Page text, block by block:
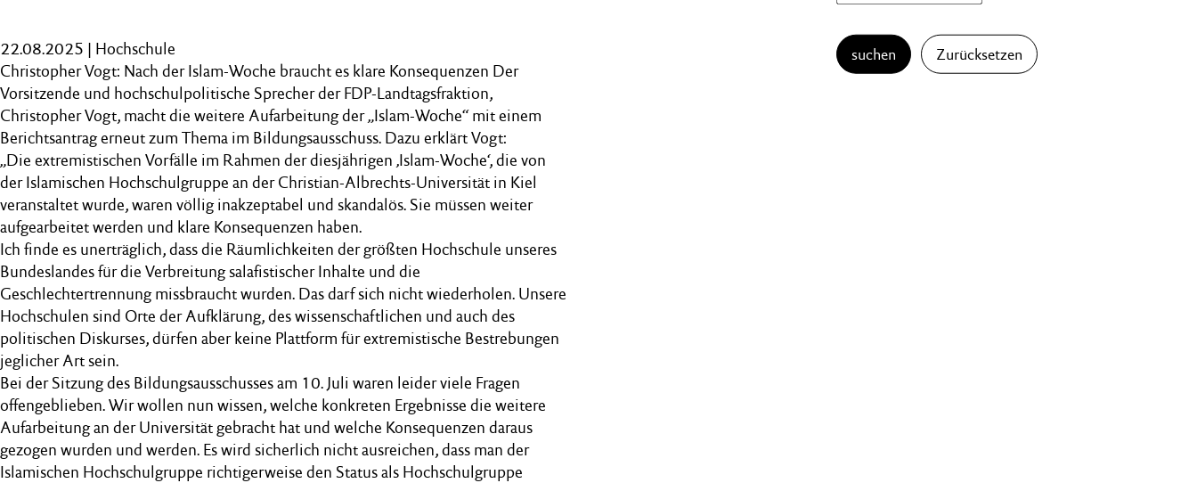
22.08.2025 | Hochschule
Christopher Vogt: Nach der Islam-Woche braucht es klare Konsequenzen Der
Vorsitzende und hochschulpolitische Sprecher der FDP-Landtagsfraktion,
Christopher Vogt, macht die weitere Aufarbeitung der „Islam-Woche“ mit einem
Berichtsantrag erneut zum Thema im Bildungsausschuss. Dazu erklärt Vogt:
„Die extremistischen Vorfälle im Rahmen der diesjährigen ‚Islam-Woche‘, die von
der Islamischen Hochschulgruppe an der Christian-Albrechts-Universität in Kiel
veranstaltet wurde, waren völlig inakzeptabel und skandalös. Sie müssen weiter
aufgearbeitet werden und klare Konsequenzen haben.
Ich finde es unerträglich, dass die Räumlichkeiten der größten Hochschule unseres
Bundeslandes für die Verbreitung salafistischer Inhalte und die
Geschlechtertrennung missbraucht wurden. Das darf sich nicht wiederholen. Unsere
Hochschulen sind Orte der Aufklärung, des wissenschaftlichen und auch des
politischen Diskurses, dürfen aber keine Plattform für extremistische Bestrebungen
jeglicher Art sein.
Bei der Sitzung des Bildungsausschusses am 10. Juli waren leider viele Fragen
offengeblieben. Wir wollen nun wissen, welche konkreten Ergebnisse die weitere
Aufarbeitung an der Universität gebracht hat und welche Konsequenzen daraus
gezogen wurden und werden. Es wird sicherlich nicht ausreichen, dass man der
Islamischen Hochschulgruppe richtigerweise den Status als Hochschulgruppe
suchen Zurücksetzen